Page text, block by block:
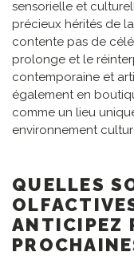
sensorielle et
précieux hérités de
contente pas de
prolonge et le
contemporaine et
également en
comme un lieu
environnement
QUELLES
ANTICIPEZ